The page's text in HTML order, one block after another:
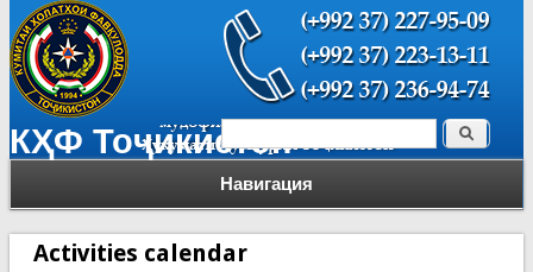
КҲФ Тоҷикистон
Навигация
Форма поиска Поиск
Activities calendar